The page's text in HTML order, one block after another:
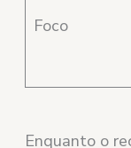
Foco
Enquanto o